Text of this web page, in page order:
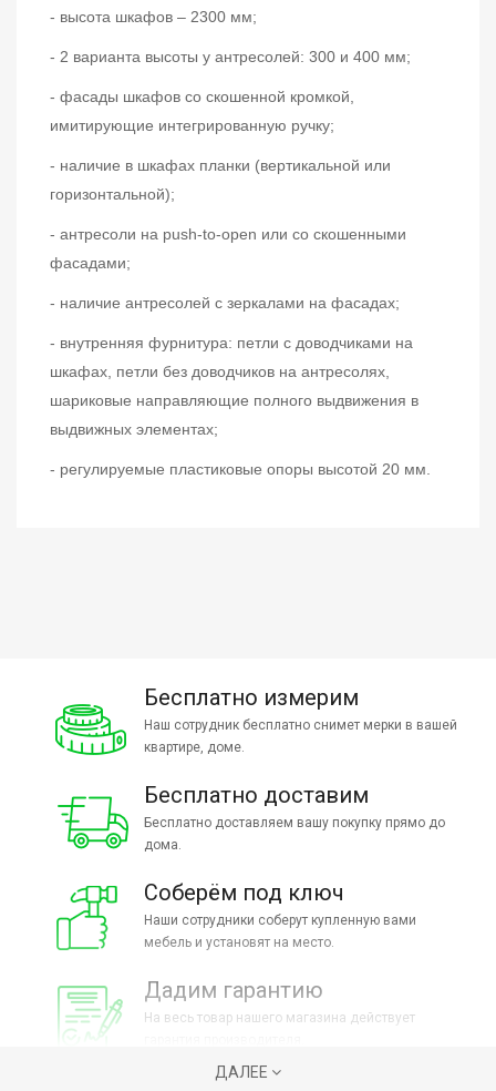
- высота шкафов – 2300 мм;
- 2 варианта высоты у антресолей: 300 и 400 мм;
- фасады шкафов со скошенной кромкой,
имитирующие интегрированную ручку;
- наличие в шкафах планки (вертикальной или
горизонтальной);
- антресоли на push-to-open или со скошенными
фасадами;
- наличие антресолей с зеркалами на фасадах;
- внутренняя фурнитура: петли с доводчиками на
шкафах, петли без доводчиков на антресолях,
шариковые направляющие полного выдвижения в
выдвижных элементах;
- регулируемые пластиковые опоры высотой 20 мм.
Бесплатно измерим
Наш сотрудник бесплатно снимет мерки в вашей
квартире, доме.
Бесплатно доставим
Бесплатно доставляем вашу покупку прямо до
дома.
Соберём под ключ
Наши сотрудники соберут купленную вами
мебель и установят на место.
Дадим гарантию
На весь товар нашего магазина действует
ДАЛЕЕ